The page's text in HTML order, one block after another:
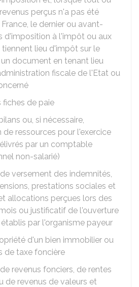
perçus n'a pas été
le dernier ou avant-
d'imposition à l'impôt ou aux
lieu d'impôt sur le
un document en tenant lieu
fiscale de l'Etat ou
fiches de paie
ou, si nécessaire,
ressources pour l'exercice
par un comptable
non-salarié)
versement des indemnités,
prestations sociales et
allocations perçues lors des
ou justificatif de l'ouverture
par l'organisme payeur
d'un bien immobilier ou
de taxe foncière
revenus fonciers, de rentes
de revenus de valeurs et